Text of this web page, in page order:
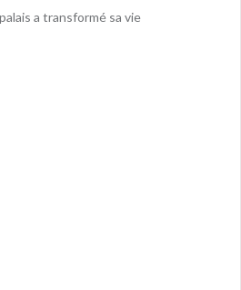
a transformé sa vie